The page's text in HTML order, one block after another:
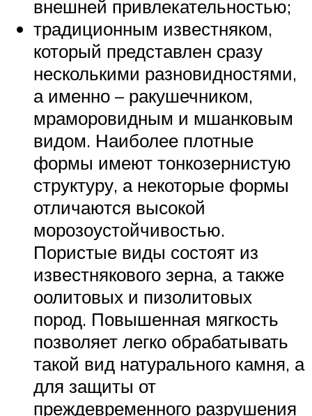
внешней привлекательностью;
традиционным известняком,
который представлен сразу
несколькими разновидностями,
а именно – ракушечником,
мраморовидным и мшанковым
видом. Наиболее плотные
формы имеют тонкозернистую
структуру, а некоторые формы
отличаются высокой
морозоустойчивостью.
Пористые виды состоят из
известнякового зерна, а также
оолитовых и пизолитовых
пород. Повышенная мягкость
позволяет легко обрабатывать
такой вид натурального камня, а
для защиты от
преждевременного разрушения